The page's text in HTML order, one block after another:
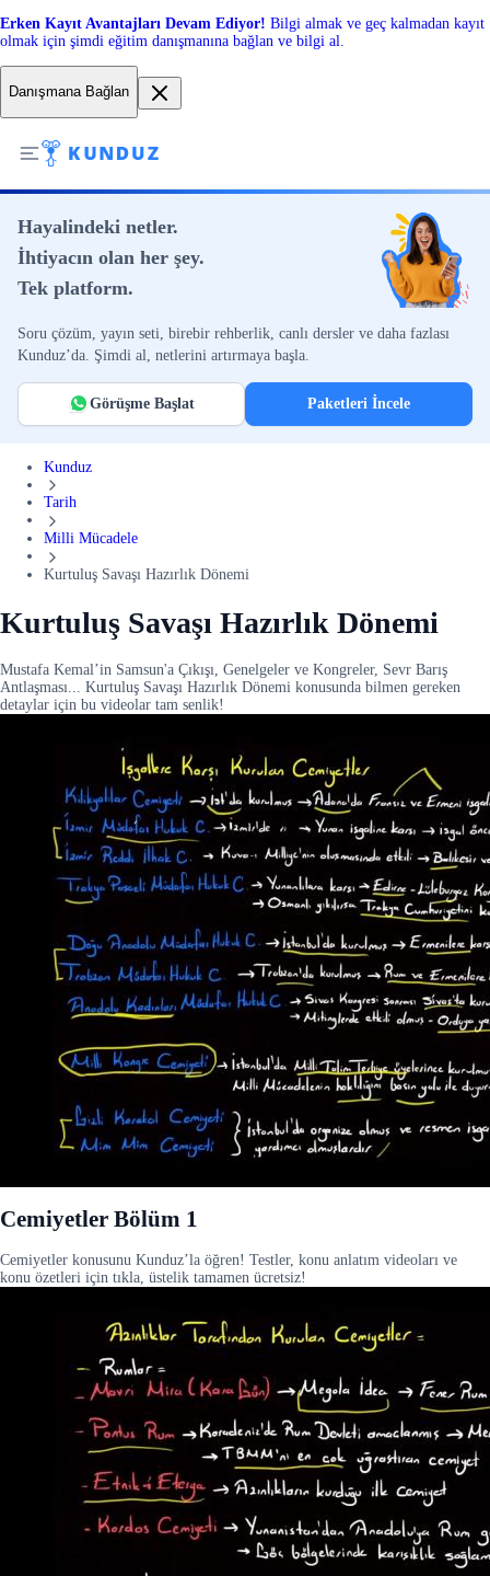
Erken Kayıt Avantajları Devam Ediyor! Bilgi almak ve geç kalmadan kayıt
olmak için şimdi eğitim danışmanına bağlan ve bilgi al.
Danışmana Bağlan
Hayalindeki netler.
İhtiyacın olan her şey.
Tek platform.
Soru çözüm, yayın seti, birebir rehberlik, canlı dersler ve daha fazlası
Kunduz’da. Şimdi al, netlerini artırmaya başla.
Görüşme Başlat Paketleri İncele
Kunduz
Tarih
Milli Mücadele
Kurtuluş Savaşı Hazırlık Dönemi
Kurtuluş Savaşı Hazırlık Dönemi
Mustafa Kemal’in Samsun'a Çıkışı, Genelgeler ve Kongreler, Sevr Barış
Antlaşması... Kurtuluş Savaşı Hazırlık Dönemi konusunda bilmen gereken
detaylar için bu videolar tam senlik!
Cemiyetler Bölüm 1
Cemiyetler konusunu Kunduz’la öğren! Testler, konu anlatım videoları ve
konu özetleri için tıkla, üstelik tamamen ücretsiz!